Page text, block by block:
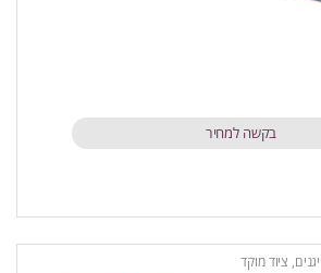
בקשה למחיר
, ציוד מוקד